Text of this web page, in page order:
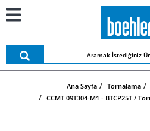
Ana Sayfa Tornalama
CCMT 09T304-M1 - BTCP25T /